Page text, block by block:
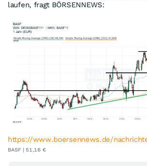
laufen, fragt BÖRSENNEWS:
https://www.boersennews.de/
BASF | 51,16 €